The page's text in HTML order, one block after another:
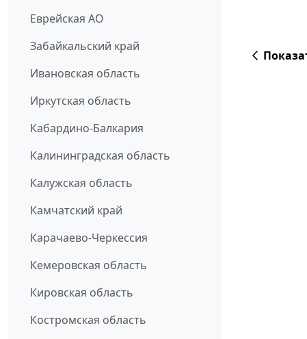
Еврейская АО
Забайкальский край
Ивановская область
Иркутская область
Кабардино-Балкария
Калининградская область
Калужская область
Камчатский край
Карачаево-Черкессия
Кемеровская область
Кировская область
Костромская область